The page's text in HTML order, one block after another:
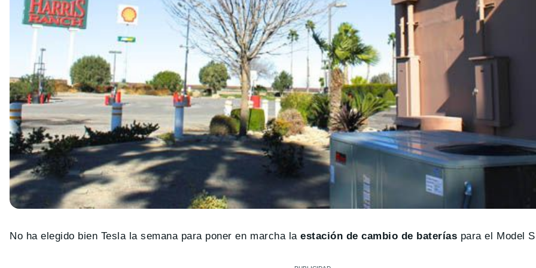
No ha elegido bien Tesla la semana para poner en marcha laestación de cambio de baterías para el Model